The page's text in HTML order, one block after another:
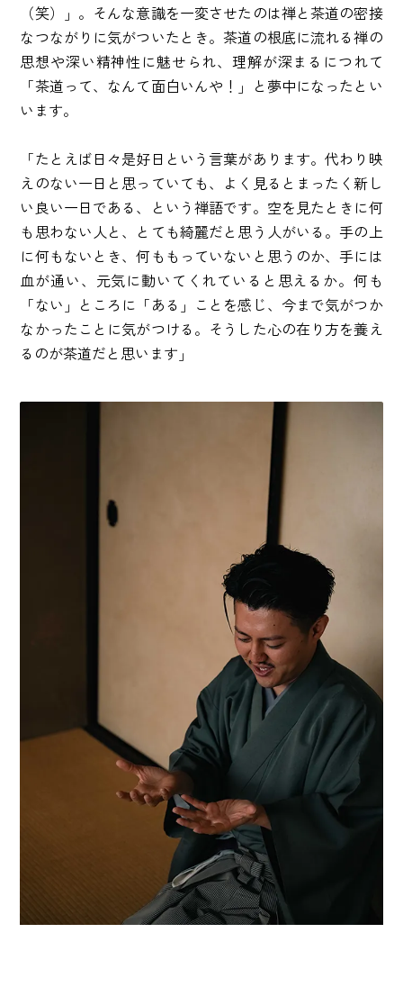
（笑）」。そんな意識を一変させたのは禅と茶道の密接
なつながりに気がついたとき。茶道の根底に流れる禅の
思想や深い精神性に魅せられ、理解が深まるにつれて
「茶道って、なんて面白いんや！」と夢中になったとい
います。
「たとえば日々是好日という言葉があります。代わり映
えのない一日と思っていても、よく見るとまったく新し
い良い一日である、という禅語です。空を見たときに何
も思わない人と、とても綺麗だと思う人がいる。手の上
に何もないとき、何ももっていないと思うのか、手には
血が通い、元気に動いてくれていると思えるか。何も
「ない」ところに「ある」ことを感じ、今まで気がつか
なかったことに気がつける。そうした心の在り方を養え
るのが茶道だと思います」